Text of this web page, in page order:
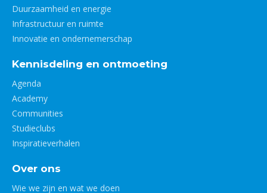
Duurzaamheid en energie
Infrastructuur en ruimte
Innovatie en ondernemerschap
Kennisdeling en ontmoeting
Agenda
Academy
Communities
Studieclubs
Inspiratieverhalen
Over ons
Wie we zijn en wat we doen